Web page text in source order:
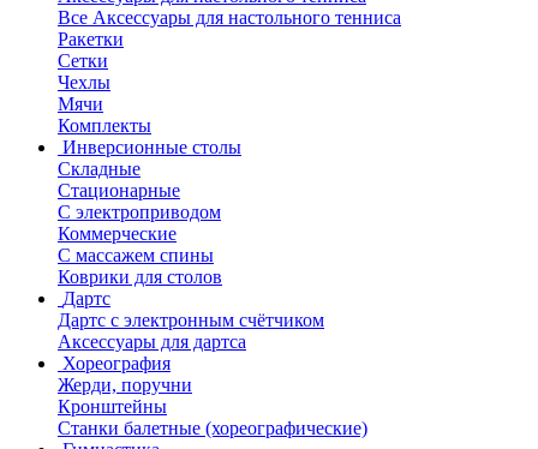
Все Аксессуары для настольного тенниса
Ракетки
Сетки
Чехлы
Мячи
Комплекты
Инверсионные столы
Складные
Стационарные
С электроприводом
Коммерческие
С массажем спины
Коврики для столов
Дартс
Дартс с электронным счётчиком
Аксессуары для дартса
Хореография
Жерди, поручни
Кронштейны
Станки балетные (хореографические)